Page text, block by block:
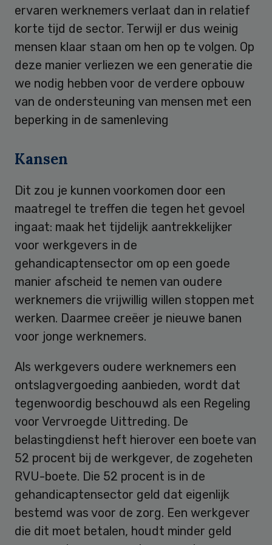
ervaren werknemers verlaat dan in relatief
korte tijd de sector. Terwijl er dus weinig
mensen klaar staan om hen op te volgen. Op
deze manier verliezen we een generatie die
we nodig hebben voor de verdere opbouw
van de ondersteuning van mensen met een
beperking in de samenleving
Kansen
Dit zou je kunnen voorkomen door een
maatregel te treffen die tegen het gevoel
ingaat: maak het tijdelijk aantrekkelijker
voor werkgevers in de
gehandicaptensector om op een goede
manier afscheid te nemen van oudere
werknemers die vrijwillig willen stoppen met
werken. Daarmee creëer je nieuwe banen
voor jonge werknemers.
Als werkgevers oudere werknemers een
ontslagvergoeding aanbieden, wordt dat
tegenwoordig beschouwd als een Regeling
voor Vervroegde Uittreding. De
belastingdienst heft hierover een boete van
52 procent bij de werkgever, de zogeheten
RVU-boete. Die 52 procent is in de
gehandicaptensector geld dat eigenlijk
bestemd was voor de zorg. Een werkgever
die dit moet betalen, houdt minder geld